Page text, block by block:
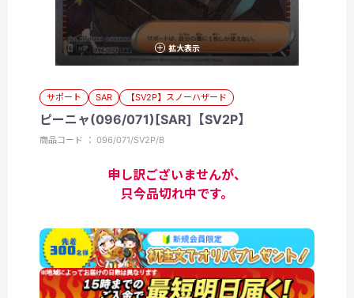
拡大表示
サポート SAR 【SV2P】スノーハザード
ピーニャ(096/071)[SAR]【SV2P】
商品コード ： 096/071/SV2P/B
申し訳ございませんが、
只今品切れ中です。